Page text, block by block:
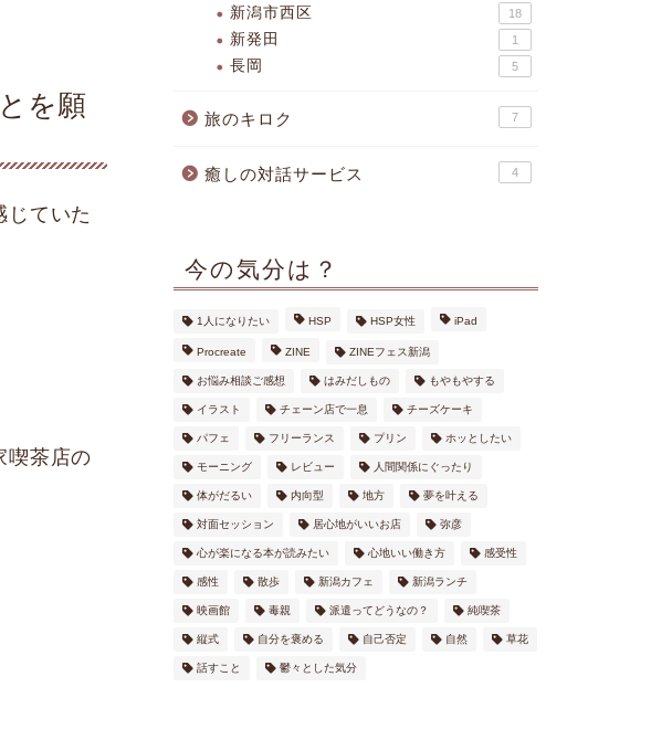
を願
ていた
喫茶店の
新潟市西区 18
新発田 1
長岡 5
旅のキロク 7
癒しの対話サービス 4
今の気分は？
1人になりたい HSP HSP女性 iPad
Procreate ZINE ZINEフェス新潟
お悩み相談ご感想 はみだしもの もやもやする
イラスト チェーン店で一息 チーズケーキ
パフェ フリーランス プリン ホッとしたい
モーニング レビュー 人間関係にぐったり
体がだるい 内向型 地方 夢を叶える
対面セッション 居心地がいいお店 弥彦
心が楽になる本が読みたい 心地いい働き方 感受性
感性 散歩 新潟カフェ 新潟ランチ
映画館 毒親 派遣ってどうなの？ 純喫茶
縦式 自分を褒める 自己否定 自然 草花
話すこと 鬱々とした気分